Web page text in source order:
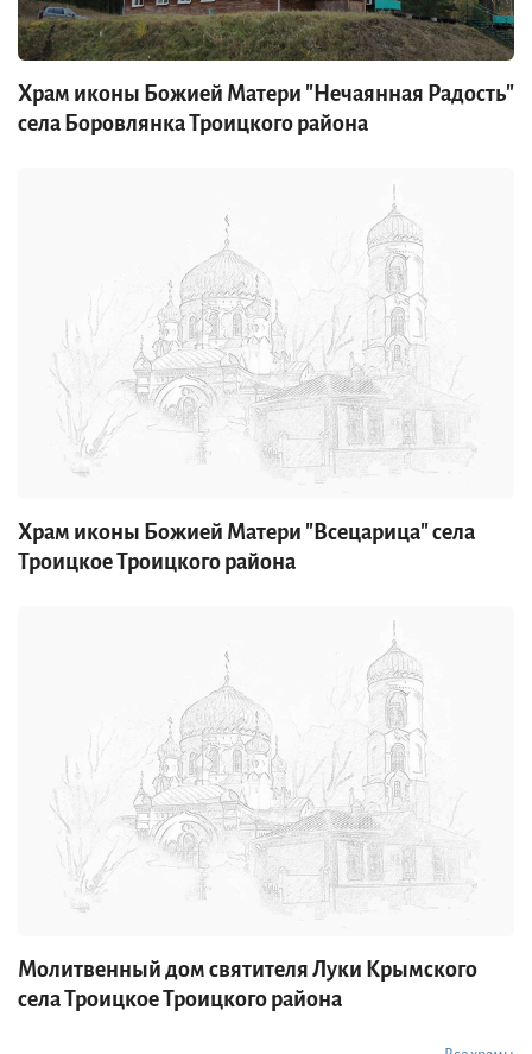
Храм иконы Божией Матери "Нечаянная Радость"
села Боровлянка Троицкого района
Храм иконы Божией Матери "Всецарица" села
Троицкое Троицкого района
Молитвенный дом святителя Луки Крымского
села Троицкое Троицкого района